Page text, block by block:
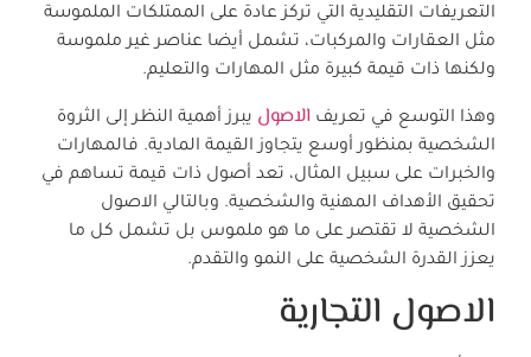
التعريفات التقليدية التي تركز عادة على الممتلكات الملموسة
مثل العقارات والمركبات، تشمل أيضا عناصر غير ملموسة
ولكنها ذات قيمة كبيرة مثل المهارات والتعليم.
وهذا التوسع في تعريف الاصول يبرز أهمية النظر إلى الثروة
الشخصية بمنظور أوسع يتجاوز القيمة المادية. فالمهارات
والخبرات على سبيل المثال، تعد أصول ذات قيمة تساهم في
تحقيق الأهداف المهنية والشخصية. وبالتالي الاصول
الشخصية لا تقتصر على ما هو ملموس بل تشمل كل ما
يعزز القدرة الشخصية على النمو والتقدم.
الاصول التجارية